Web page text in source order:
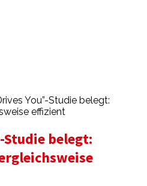
You”-Studie belegt:
effizient
Studie belegt: